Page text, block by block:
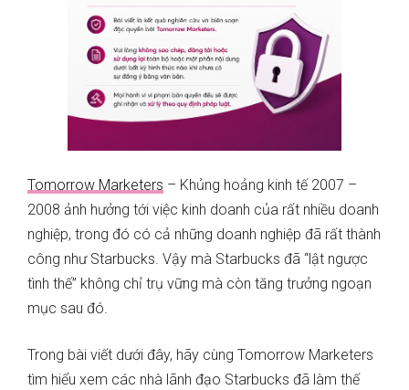
Tomorrow Marketers – Khủng hoảng kinh tế 2007 –
2008 ảnh hưởng tới việc kinh doanh của rất nhiều doanh
nghiệp, trong đó có cả những doanh nghiệp đã rất thành
công như Starbucks. Vậy mà Starbucks đã “lật ngược
tình thế” không chỉ trụ vững mà còn tăng trưởng ngoạn
mục sau đó.
Trong bài viết dưới đây, hãy cùng Tomorrow Marketers
tìm hiểu xem các nhà lãnh đạo Starbucks đã làm thế